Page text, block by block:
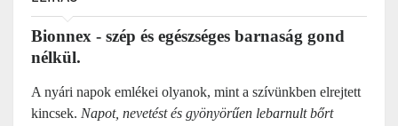
Bionnex - szép és egészséges barnaság gond
nélkül.
A nyári napok emlékei olyanok, mint a szívünkben elrejtett
kincsek. Napot, nevetést és gyönyörűen lebarnult bőrt